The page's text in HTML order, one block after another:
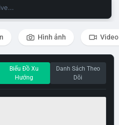
Hình ảnh Video
Biểu Đồ Xu
Hướng
Danh Sách Theo
Dõi